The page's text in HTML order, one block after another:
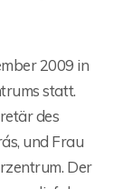
2009 in
statt.
des
und Frau
Der